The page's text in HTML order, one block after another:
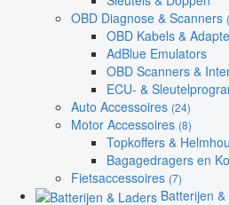
OBD Diagnose & Scanners
OBD Kabels &
AdBlue Emulators
OBD Scanners &
ECU- &
Auto Accessoires (24)
Motor Accessoires (8)
Topkoffers &
Bagagedragers en
Fietsaccessoires (7)
Batterijen